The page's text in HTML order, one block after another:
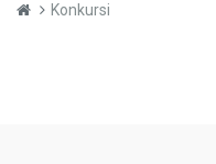
Konkursi